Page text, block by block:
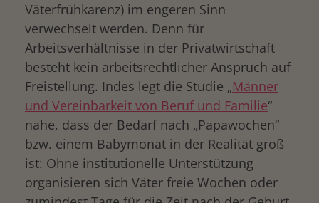
Väterfrühkarenz) im engeren Sinn
verwechselt werden. Denn für
Arbeitsverhältnisse in der Privatwirtschaft
besteht kein arbeitsrechtlicher Anspruch auf
Freistellung. Indes legt die Studie „Männer
und Vereinbarkeit von Beruf und Familie“
nahe, dass der Bedarf nach „Papawochen“
bzw. einem Babymonat in der Realität groß
ist: Ohne institutionelle Unterstützung
organisieren sich Väter freie Wochen oder